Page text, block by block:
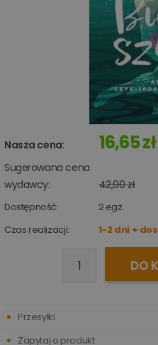
Nasza cena: 16,65 zł
Sugerowana cena
wydawcy:
42,90 zł
Dostępność: 2egz.
Czas realizacji:
1-2 dni +
DO
Przesyłki
Zapytaj o produkt